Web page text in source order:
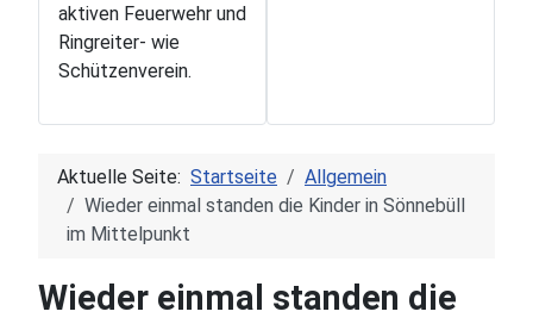
aktiven Feuerwehr und
Ringreiter- wie
Schützenverein.
Aktuelle Seite: Startseite
Allgemein
Wieder einmal standen die Kinder in Sönnebüll
im Mittelpunkt
Wieder einmal standen die